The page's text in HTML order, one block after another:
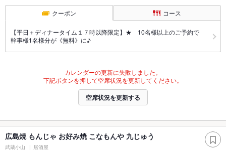
クーポン コース
【平日＋ディナータイム１７時以降限定】★ 10名様以上のご予約で
幹事様1名様分が《無料》に♪
カレンダーの更新に失敗しました。
下記ボタンを押して空席状況を更新してください。
空席状況を更新する
広島焼 もんじゃ お好み焼 こなもんや 九じゅう
武蔵小山 居酒屋